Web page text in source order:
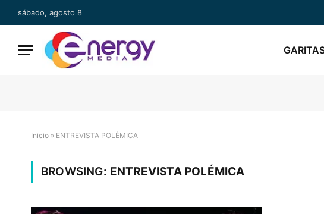
sábado, agosto 8
Inicio » ENTREVISTA POLÉMICA
BROWSING: ENTREVISTA POLÉMICA